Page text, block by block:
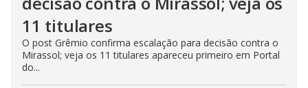
11 titulares
O post Grêmio confirma escalação para decisão contra o
Mirassol; veja os 11 titulares apareceu primeiro em Portal
do...